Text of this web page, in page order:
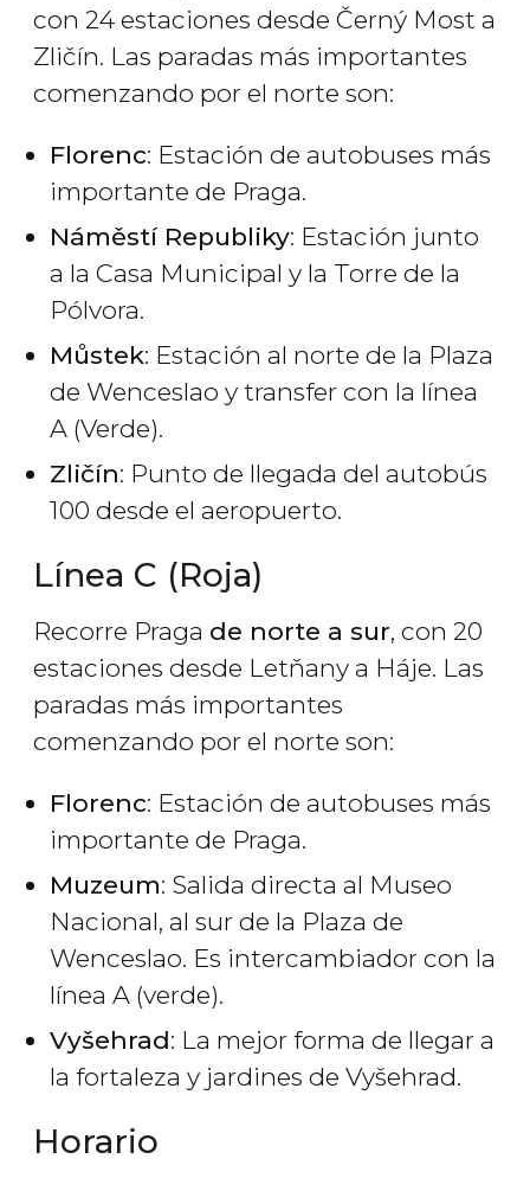
con 24 estaciones desde Černý Most a
Zličín. Las paradas más importantes
comenzando por el norte son:
Florenc: Estación de autobuses más
importante de Praga.
Náměstí Republiky: Estación junto
a la Casa Municipal y la Torre de la
Pólvora.
Můstek: Estación al norte de la Plaza
de Wenceslao y transfer con la línea
A (Verde).
Zličín: Punto de llegada del autobús
100 desde el aeropuerto.
Línea C (Roja)
Recorre Praga de norte a sur, con 20
estaciones desde Letňany a Háje. Las
paradas más importantes
comenzando por el norte son:
Florenc: Estación de autobuses más
importante de Praga.
Muzeum: Salida directa al Museo
Nacional, al sur de la Plaza de
Wenceslao. Es intercambiador con la
línea A (verde).
Vyšehrad: La mejor forma de llegar a
la fortaleza y jardines de Vyšehrad.
Horario